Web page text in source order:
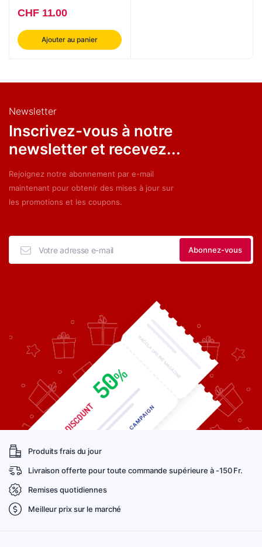
CHF11.00
Ajouter au panier
Newsletter
Inscrivez-vous à notre
newsletter et recevez...
Rejoignez notre abonnement par e-mail
maintenant pour obtenir des mises à jour sur
les promotions et les coupons.
Produits frais du jour
Livraison offerte pour toute commande supérieure à -150 Fr.
Remises quotidiennes
Meilleur prix sur le marché